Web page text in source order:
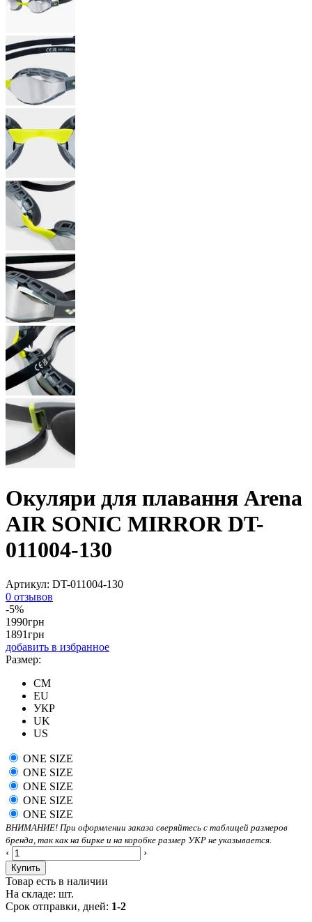
Окуляри для плавання Arena
AIR SONIC MIRROR DT-
011004-130
Артикул: DT-011004-130
0 отзывов
-5%
1990грн
1891грн
добавить в избранное
Размер:
CM
EU
УКР
UK
US
ONE SIZE
ONE SIZE
ONE SIZE
ONE SIZE
ONE SIZE
ВНИМАНИЕ! При оформлении заказа сверяйтесь с таблицей размеров
бренда, так как на бирке и на коробке размер УКР не указывается.
‹ ›
Купить
Товар есть в наличии
На складе: шт.
Срок отправки, дней: 1-2